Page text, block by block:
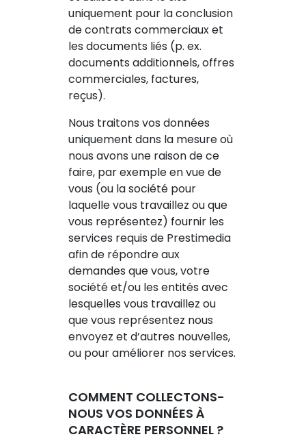
uniquement pour la conclusion
de contrats commerciaux et
les documents liés (p. ex.
documents additionnels, offres
commerciales, factures,
reçus).
Nous traitons vos données
uniquement dans la mesure où
nous avons une raison de ce
faire, par exemple en vue de
vous (ou la société pour
laquelle vous travaillez ou que
vous représentez) fournir les
services requis de Prestimedia
afin de répondre aux
demandes que vous, votre
société et/ou les entités avec
lesquelles vous travaillez ou
que vous représentez nous
envoyez et d’autres nouvelles,
ou pour améliorer nos services.
COMMENT COLLECTONS-
NOUS VOS DONNÉES À
CARACTÈRE PERSONNEL ?